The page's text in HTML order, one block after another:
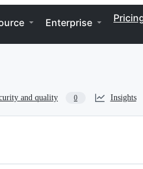
Enterprise
and quality 0 Insights